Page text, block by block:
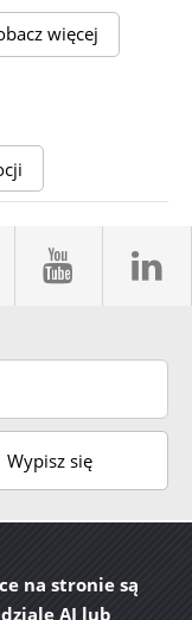
więcej
Wypisz się
na stronie są
AI lub